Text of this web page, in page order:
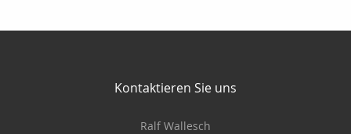
Kontaktieren Sie uns
Ralf Wallesch